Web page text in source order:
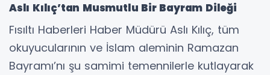
Aslı Kılıç’tan Musmutlu Bir Bayram Dileği
Fısıltı Haberleri Haber Müdürü Aslı Kılıç, tüm
okuyucularının ve İslam aleminin Ramazan
Bayramı’nı şu samimi temennilerle kutlayarak